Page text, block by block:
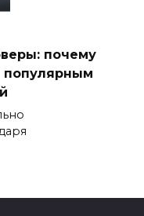
почему
популярным